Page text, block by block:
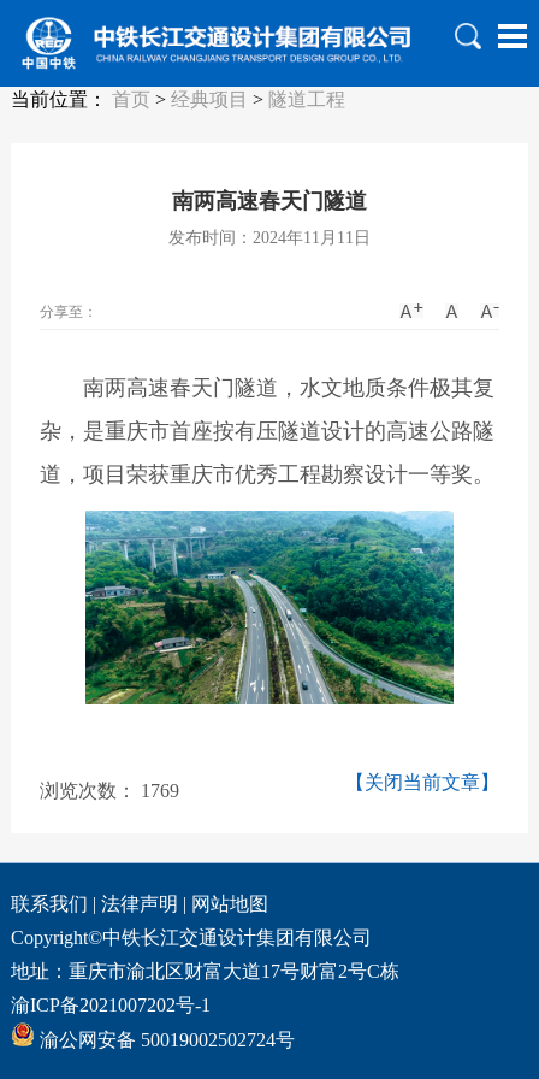
当前位置： 首页> 经典项目 > 隧道工程
南两高速春天门隧道
发布时间：2024年11月11日
分享至：
南两高速春天门隧道，水文地质条件极其复
杂，是重庆市首座按有压隧道设计的高速公路隧
道，项目荣获重庆市优秀工程勘察设计一等奖。
浏览次数： 1769 【关闭当前文章】
联系我们 | 法律声明 | 网站地图
Copyright©中铁长江交通设计集团有限公司
地址：重庆市渝北区财富大道17号财富2号C栋
渝ICP备2021007202号-1
渝公网安备 50019002502724号